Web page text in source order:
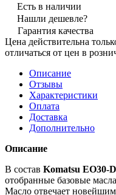
Есть в наличии
Нашли дешевле?
Гарантия качества
Цена действительна
отличаться от цен в
Описание
Отзывы
Характеристики
Оплата
Доставка
Дополнительно
Описание
В состав Komatsu EO30-
отобранные базовые
Масло отвечает